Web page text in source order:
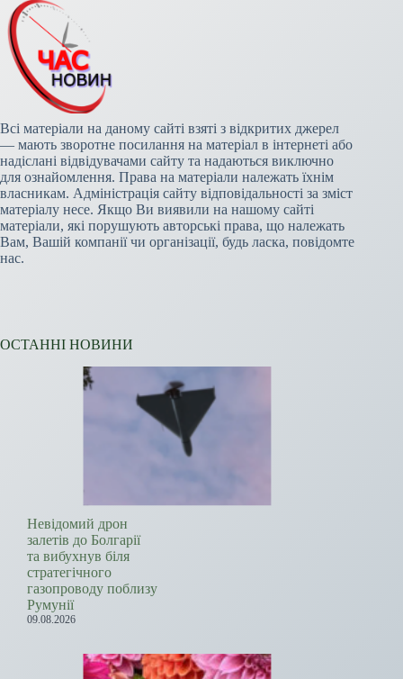
Всі матеріали на даному сайті взяті з відкритих джерел
— мають зворотне посилання на матеріал в інтернеті або
надіслані відвідувачами сайту та надаються виключно
для ознайомлення. Права на матеріали належать їхнім
власникам. Адміністрація сайту відповідальності за зміст
матеріалу несе. Якщо Ви виявили на нашому сайті
матеріали, які порушують авторські права, що належать
Вам, Вашій компанії чи організації, будь ласка, повідомте
нас.
ОСТАННІ НОВИНИ
Невідомий дрон
залетів до Болгарії
та вибухнув біля
стратегічного
газопроводу поблизу
Румунії
09.08.2026